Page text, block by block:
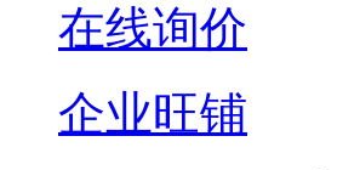
在线询价
企业旺铺